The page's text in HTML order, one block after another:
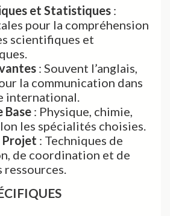
et Statistiques :
pour la compréhension
scientifiques et
: Souvent l’anglais,
la communication dans
international.
Base : Physique, chimie,
les spécialités choisies.
Projet : Techniques de
de coordination et de